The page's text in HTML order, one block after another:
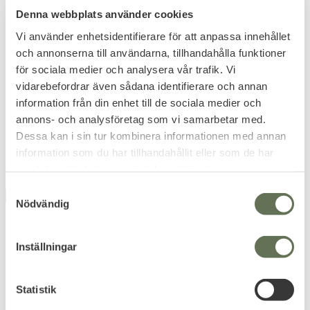
Denna webbplats använder cookies
Vi använder enhetsidentifierare för att anpassa innehållet
och annonserna till användarna, tillhandahålla funktioner
för sociala medier och analysera vår trafik. Vi
vidarebefordrar även sådana identifierare och annan
information från din enhet till de sociala medier och
annons- och analysföretag som vi samarbetar med.
Dessa kan i sin tur kombinera informationen med annan
information som du har tillhandahållit eller som de har
Nödvändig
Inställningar
Statistik
Under Armour
HeatGear Compression
Tank top Vit
Utgående modell, endast 2XL
storlek kvar.
199
329
Under Armour
Undeniable Duffel 4.0
Small
Volym på ca 40 liter.
399KR
499
25 %